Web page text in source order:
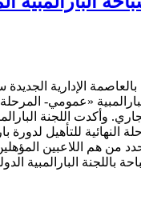
الإدارية
«عمومي- المرحلة
27 يناير الجاري. وأكدت اللجنة
النهائية للتأهيل لدورة
من هم اللاعبين
باللجنة البارالمبية